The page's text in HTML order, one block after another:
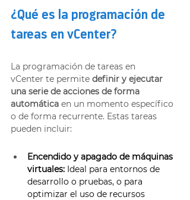
¿Qué es la programación de
tareas en vCenter?
La programación de tareas en
vCenter te permite definir y ejecutar
una serie de acciones de forma
automática en un momento específico
o de forma recurrente. Estas tareas
pueden incluir:
Encendido y apagado de máquinas
virtuales: Ideal para entornos de
desarrollo o pruebas, o para
optimizar el uso de recursos